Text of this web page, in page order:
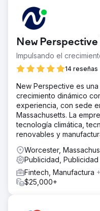
New
Impulsando el
14 reseñas
New Perspective es
crecimiento dinámico
experiencia, con sede
Massachusetts. La
tecnología climática,
renovables y
Worcester,
Publicidad, Publicidad
Fintech, Manufactura
$25,000+